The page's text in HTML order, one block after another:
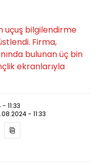
uçuş bilgilendirme
Firma,
bulunan üç bin
ekranlarıyla
11:33
- 11:33